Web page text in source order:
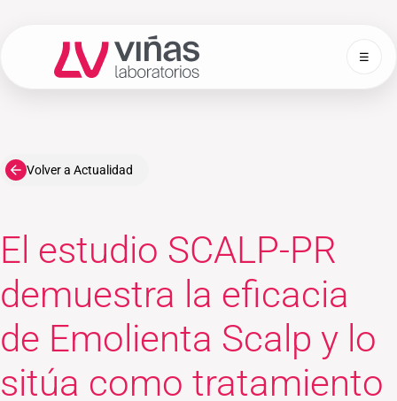
Laboratorios Viñas ☰
Volver a Actualidad
El estudio SCALP-PR
demuestra la eficacia
de Emolienta Scalp y lo
sitúa como tratamiento